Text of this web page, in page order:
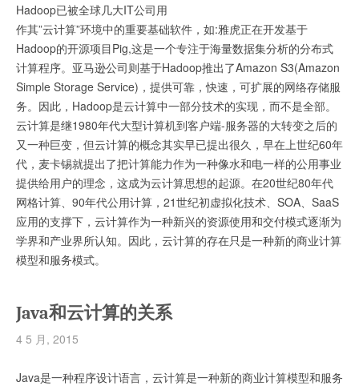
Hadoop已被全球几大IT公司用
作其”云计算”环境中的重要基础软件，如:雅虎正在开发基于
Hadoop的开源项目Pig,这是一个专注于海量数据集分析的分布式
计算程序。亚马逊公司则基于Hadoop推出了Amazon S3(Amazon
Simple Storage Service)，提供可靠，快速，可扩展的网络存储服
务。因此，Hadoop是云计算中一部分技术的实现，而不是全部。
云计算是继1980年代大型计算机到客户端-服务器的大转变之后的
又一种巨变，但云计算的概念其实早已提出很久，早在上世纪60年
代，麦卡锡就提出了把计算能力作为一种像水和电一样的公用事业
提供给用户的理念，这成为云计算思想的起源。在20世纪80年代
网格计算、90年代公用计算，21世纪初虚拟化技术、SOA、SaaS
应用的支撑下，云计算作为一种新兴的资源使用和交付模式逐渐为
学界和产业界所认知。因此，云计算的存在只是一种新的商业计算
模型和服务模式。
Java和云计算的关系
4 5 月, 2015
Java是一种程序设计语言，云计算是一种新的商业计算模型和服务